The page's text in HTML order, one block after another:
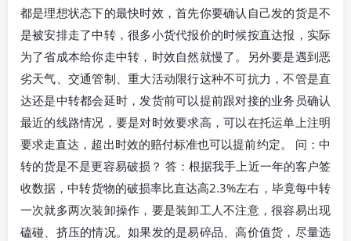
都是理想状态下的最快时效，首先你要确认自己发的货是不
是被安排走了中转，很多小货代报价的时候按直达报，实际
为了省成本给你走中转，时效自然就慢了。另外要是遇到恶
劣天气、交通管制、重大活动限行这种不可抗力，不管是直
达还是中转都会延时，发货前可以提前跟对接的业务员确认
最近的线路情况，要是对时效要求高，可以在托运单上注明
要求走直达，超出时效的赔付标准也可以提前约定。 问：中
转的货是不是更容易破损？ 答：根据我手上近一年的客户签
收数据，中转货物的破损率比直达高2.3%左右，毕竟每中转
一次就多两次装卸操作，要是装卸工人不注意，很容易出现
磕碰、挤压的情况。如果发的是易碎品、高价值货，尽量选